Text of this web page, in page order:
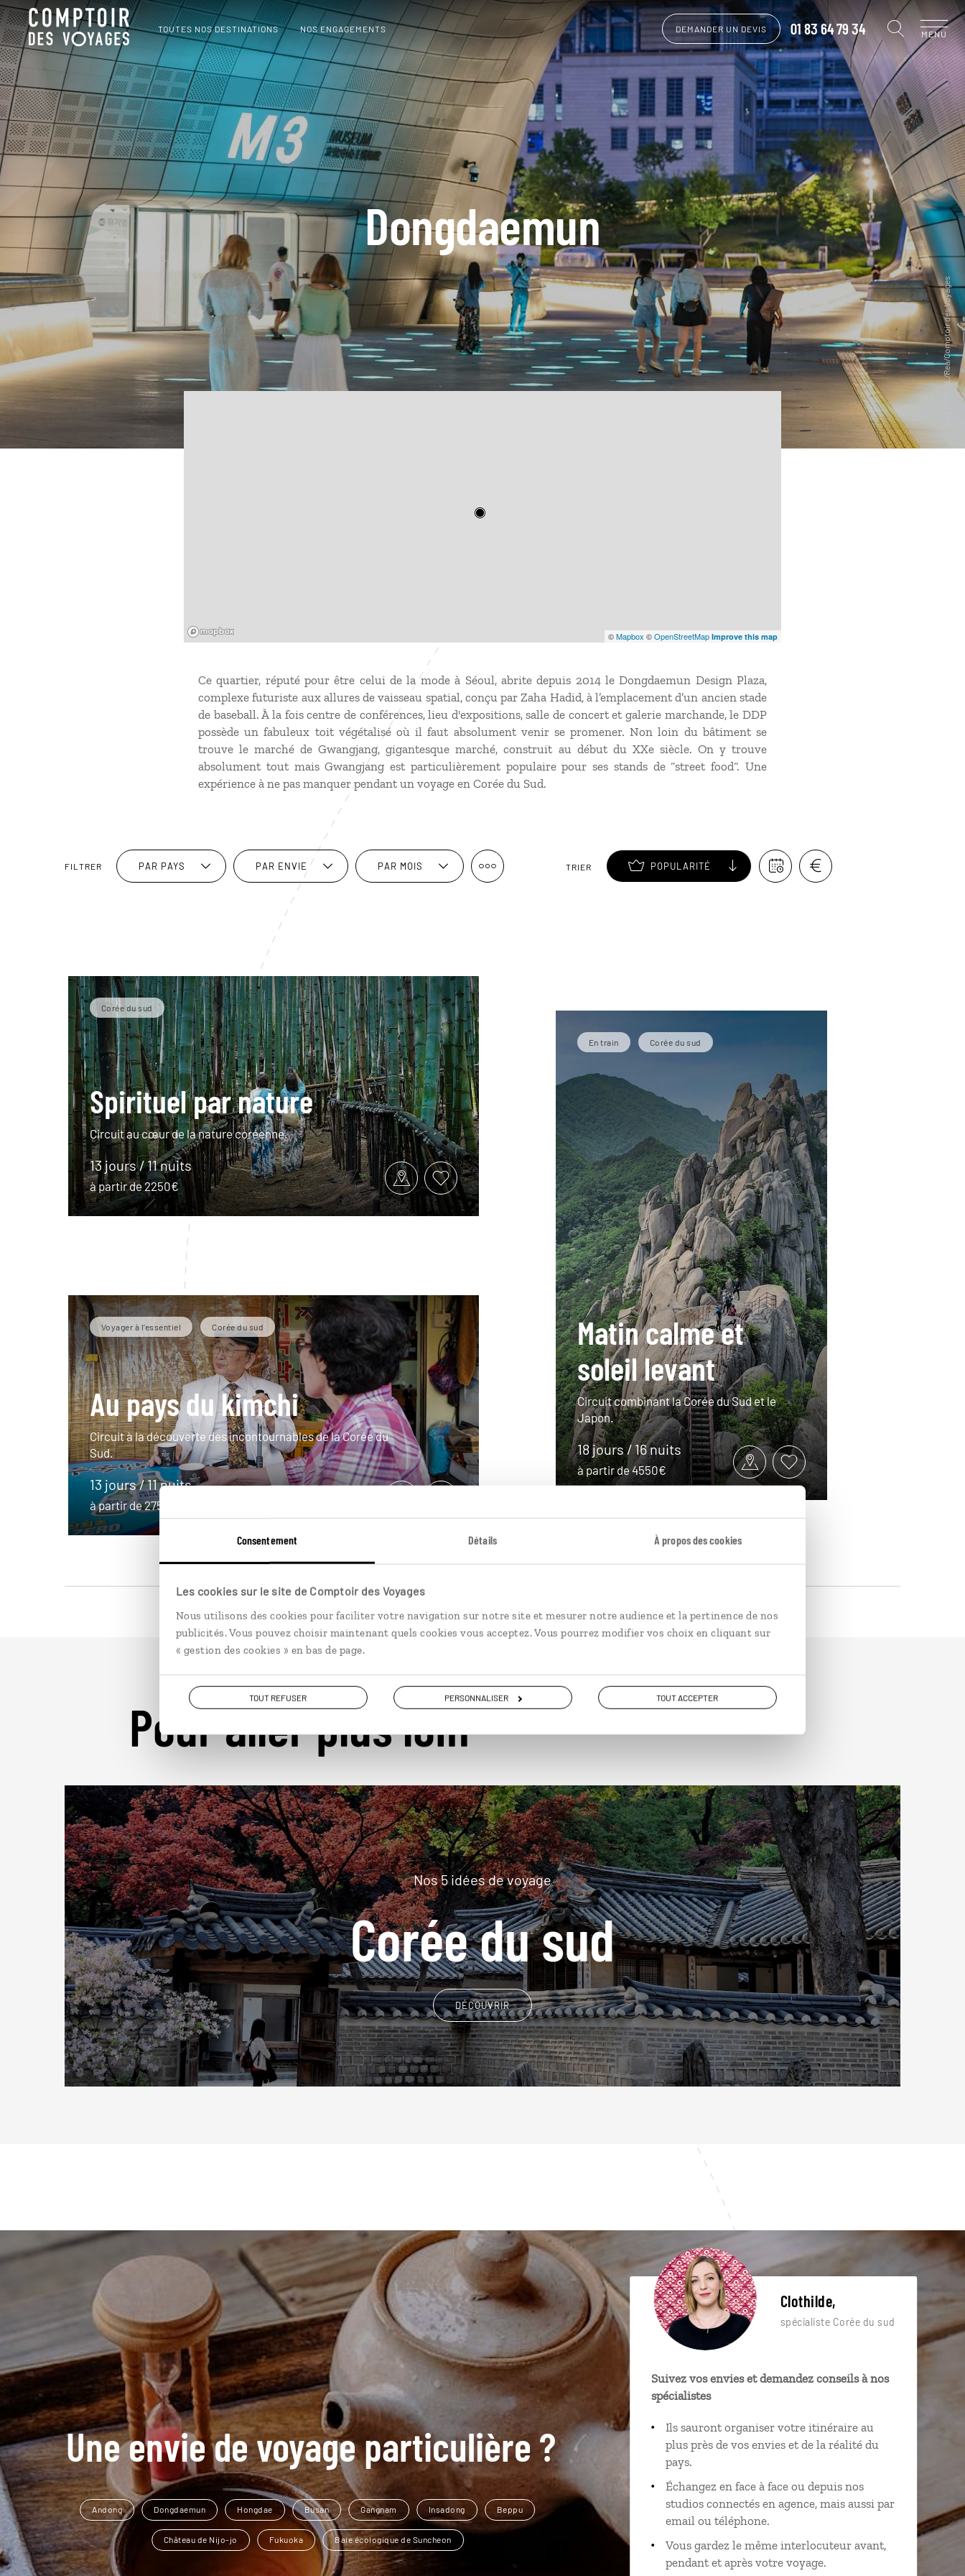
Consentement Détails À propos des cookies
Les cookies sur le site de Comptoir des Voyages
Nous utilisons des cookies pour faciliter votre navigation sur notre site et mesurer notre audience et la pertinence de nos
publicités. Vous pouvez choisir maintenant quels cookies vous acceptez. Vous pourrez modifier vos choix en cliquant sur
« gestion des cookies » en bas de page.
TOUT REFUSER PERSONNALISER TOUT ACCEPTER
TOUTES NOS DESTINATIONS NOS ENGAGEMENTS DEMANDER UN DEVIS 01 83 64 79 34 MENU
Dongdaemun
©Mapbox ©OpenStreetMap Improve this map
Ce quartier, réputé pour être celui de la mode à Séoul, abrite depuis 2014 le Dongdaemun Design Plaza,
complexe futuriste aux allures de vaisseau spatial, conçu par Zaha Hadid, à l’emplacement d’un ancien stade
de baseball. À la fois centre de conférences, lieu d'expositions, salle de concert et galerie marchande, le DDP
possède un fabuleux toit végétalisé où il faut absolument venir se promener. Non loin du bâtiment se
trouve le marché de Gwangjang, gigantesque marché, construit au début du XXe siècle. On y trouve
absolument tout mais Gwangjang est particulièrement populaire pour ses stands de “street food“. Une
expérience à ne pas manquer pendant un voyage en Corée du Sud.
FILTRER PAR PAYS PAR ENVIE PAR MOIS TRIER POPULARITÉ
Corée du sud
Spirituel par nature
Circuit au cœur de la nature coréenne.
13 jours / 11 nuits
à partir de 2250€
Voyager à l’essentiel Corée du sud
Au pays du kimchi
Circuit à la découverte des incontournables de la Corée du
Sud.
13 jours / 11 nuits
à partir de 2750€
En train Corée du sud
Matin calme et
soleil levant
Circuit combinant la Corée du Sud et le
Japon.
18 jours / 16 nuits
à partir de 4550€
Pour aller plus loin
Nos 5 idées de voyage
Corée du sud
DÉCOUVRIR
Une envie de voyage particulière ?
Andong Dongdaemun Hongdae Busan Gangnam Insadong Beppu
Château de Nijo-jo Fukuoka Baie écologique de Suncheon
Clothilde,
spécialiste Corée du sud
Suivez vos envies et demandez conseils à nos
spécialistes
Ils sauront organiser votre itinéraire au
plus près de vos envies et de la réalité du
pays.
Échangez en face à face ou depuis nos
studios connectés en agence, mais aussi par
email ou téléphone.
Vous gardez le même interlocuteur avant,
pendant et après votre voyage.